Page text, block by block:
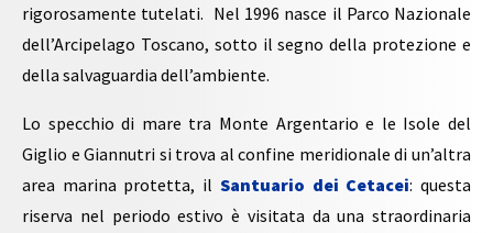
rigorosamente tutelati. Nel 1996 nasce il Parco Nazionale
dell’Arcipelago Toscano, sotto il segno della protezione e
della salvaguardia dell’ambiente.
Lo specchio di mare tra Monte Argentario e le Isole del
Giglio e Giannutri si trova al confine meridionale di un’altra
area marina protetta, il Santuario dei Cetacei: questa
riserva nel periodo estivo è visitata da una straordinaria